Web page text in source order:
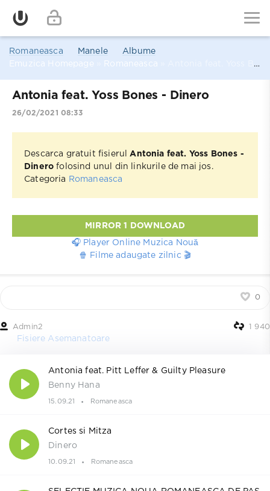
Romaneasca Manele
Albume
Emuzica Homepage
Romaneasca
Antonia feat. Yoss Bones - Dinero
26/02/2021 08:33
Descarca gratuit fisierul Antonia feat. Yoss Bones -
Dinero folosind unul din linkurile de mai jos.
Categoria
Romaneasca
MIRROR 1 DOWNLOAD
🎧 Player Online Muzica Nouă
🍿 Filme adaugate zilnic 🎬
0
Admin2 1 940
Fisiere Asemanatoare
Antonia feat. Pitt Leffer & Guilty Pleasure
Benny Hana
15.09.21 Romaneasca
Cortes si Mitza
Dinero
10.09.21 Romaneasca